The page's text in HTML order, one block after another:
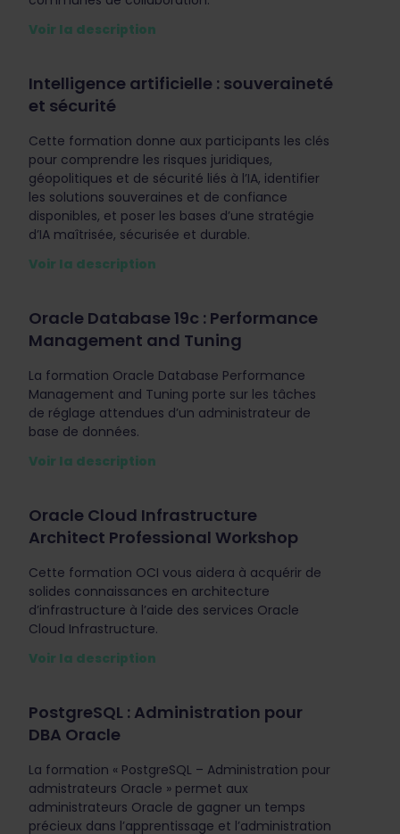
Voir la description
Intelligence artificielle : souveraineté
et sécurité
Cette formation donne aux participants les clés
pour comprendre les risques juridiques,
géopolitiques et de sécurité liés à l’IA, identifier
les solutions souveraines et de confiance
disponibles, et poser les bases d’une stratégie
d’IA maîtrisée, sécurisée et durable.
Voir la description
Oracle Database 19c : Performance
Management and Tuning
La formation Oracle Database Performance
Management and Tuning porte sur les tâches
de réglage attendues d’un administrateur de
base de données.
Voir la description
Oracle Cloud Infrastructure
Architect Professional Workshop
Cette formation OCI vous aidera à acquérir de
solides connaissances en architecture
d’infrastructure à l’aide des services Oracle
Cloud Infrastructure.
Voir la description
PostgreSQL : Administration pour
DBA Oracle
La formation « PostgreSQL – Administration pour
admistrateurs Oracle » permet aux
administrateurs Oracle de gagner un temps
précieux dans l’apprentissage et l’administration